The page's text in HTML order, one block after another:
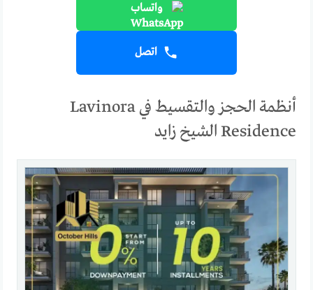
واتساب
اتصل
أنظمة الحجز والتقسيط في Lavinora
Residence الشيخ زايد